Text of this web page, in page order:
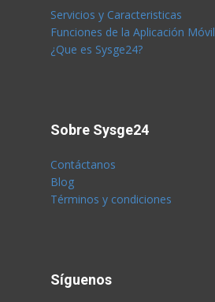
Servicios y Caracteristicas
Funciones de la Aplicación Móvil
¿Que es Sysge24?
Sobre Sysge24
Contáctanos
Blog
Términos y condiciones
Síguenos